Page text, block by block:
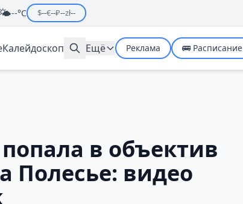
--°C $--€--₽--zł--
Калейдоскоп Ещё Реклама 🚌 Расписание
в объектив
Полесье: видео